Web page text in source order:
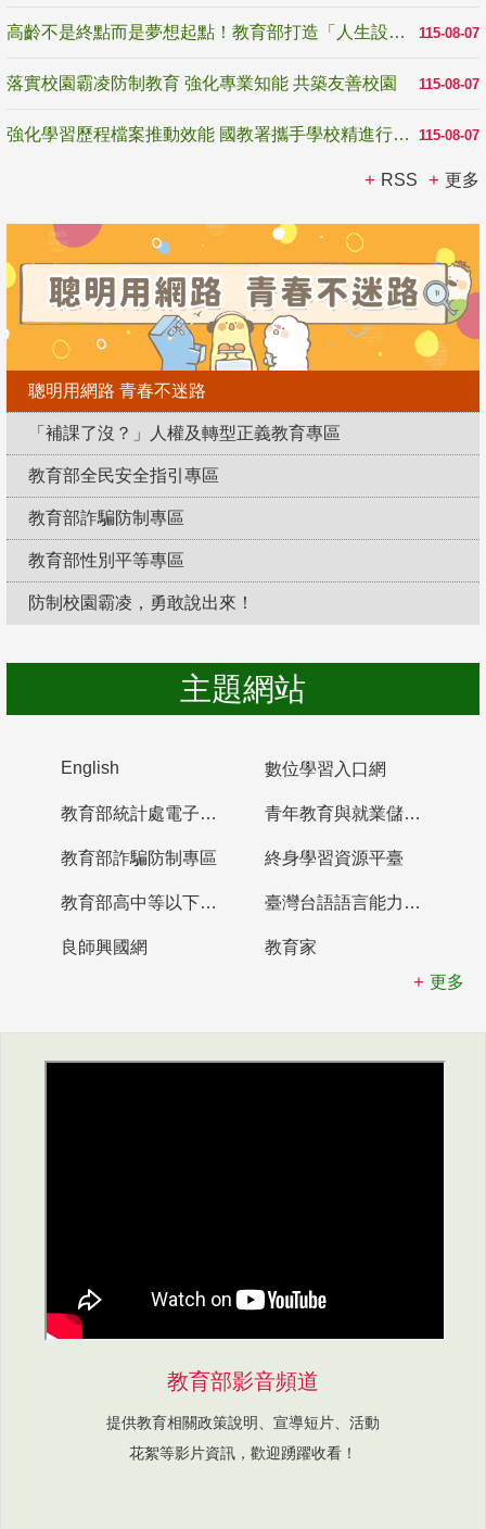
115-08-07
高齡不是終點而是夢想起點！教育部打造「人生設計夢工場」 參展第3屆高齡健康產業博覽會
115-08-07
落實校園霸凌防制教育 強化專業知能 共築友善校園
115-08-07
強化學習歷程檔案推動效能 國教署攜手學校精進行政與教學支持
RSS 更多
聰明用網路 青春不迷路
「補課了沒？」人權及轉型正義教育專區
教育部全民安全指引專區
教育部詐騙防制專區
教育部性別平等專區
防制校園霸凌，勇敢說出來！
主題網站
English 數位學習入口網
教育部統計處電子書櫃 青年教育與就業儲蓄帳戶
教育部詐騙防制專區 終身學習資源平臺
教育部高中等以下學校及幼兒園教師資格檢定考試 臺灣台語語言能力認證網站
良師興國網
教育家
更多
教育部影音頻道
提供教育相關政策說明、宣導短片、活動
花絮等影片資訊，歡迎踴躍收看！